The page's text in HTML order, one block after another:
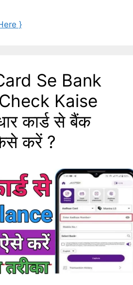
}
Se Bank
Kaise
कार्ड से बैंक
करें ?